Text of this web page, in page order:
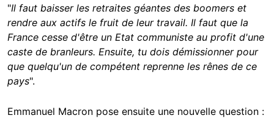
"Il faut baisser les retraites géantes des boomers et
rendre aux actifs le fruit de leur travail. Il faut que la
France cesse d'être un Etat communiste au profit d'une
caste de branleurs. Ensuite, tu dois démissionner pour
que quelqu'un de compétent reprenne les rênes de ce
pays".
Emmanuel Macron pose ensuite une nouvelle question :